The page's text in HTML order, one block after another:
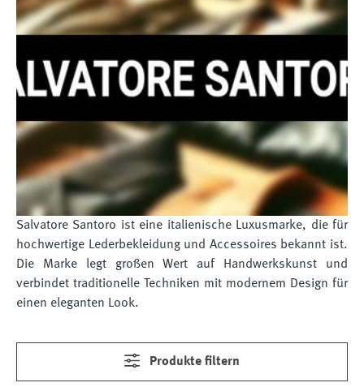
Salvatore Santoro ist eine italienische Luxusmarke, die für
hochwertige Lederbekleidung und Accessoires bekannt ist.
Die Marke legt großen Wert auf Handwerkskunst und
verbindet traditionelle Techniken mit modernem Design für
einen eleganten Look.
Produkte filtern